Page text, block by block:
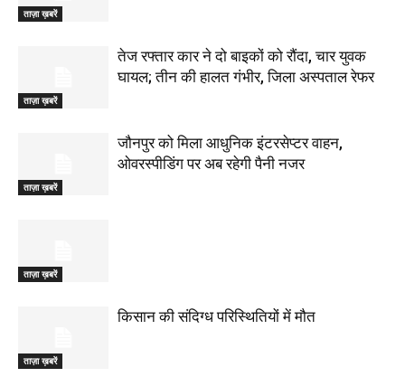
ताज़ा ख़बरें
ताज़ा ख़बरें
तेज रफ्तार कार ने दो बाइकों को रौंदा, चार युवक
घायल; तीन की हालत गंभीर, जिला अस्पताल रेफर
ताज़ा ख़बरें
जौनपुर को मिला आधुनिक इंटरसेप्टर वाहन,
ओवरस्पीडिंग पर अब रहेगी पैनी नजर
ताज़ा ख़बरें
ताज़ा ख़बरें
किसान की संदिग्ध परिस्थितियों में मौत